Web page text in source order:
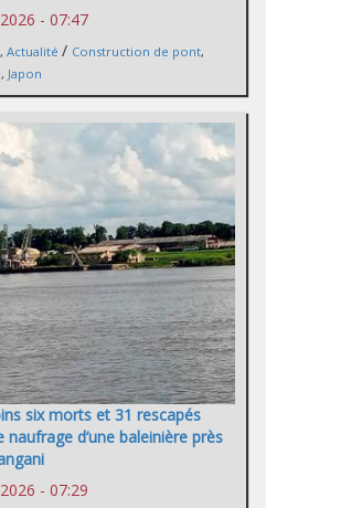
- 07:47
, Actualité / Construction de pont,
, Japon
six morts et 31 rescapés
naufrage d’une baleinière près
- 07:29